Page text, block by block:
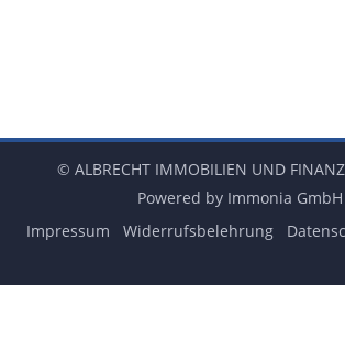
© ALBRECHT IMMOBILIEN UND
Powered by Immonia GmbH
Impressum
Widerrufsbelehrung